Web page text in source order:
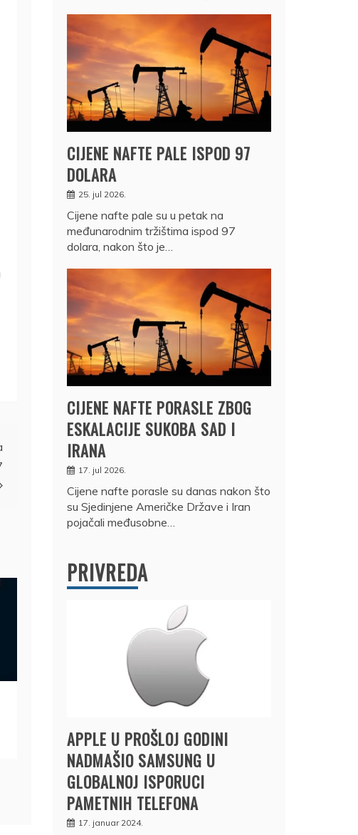
CIJENE NAFTE PALE ISPOD 97
DOLARA
25. jul 2026.
Cijene nafte pale su u petak na
međunarodnim tržištima ispod 97
dolara, nakon što je…
CIJENE NAFTE PORASLE ZBOG
ESKALACIJE SUKOBA SAD I
IRANA
17. jul 2026.
Cijene nafte porasle su danas nakon što
su Sjedinjene Američke Države i Iran
pojačali međusobne…
PRIVREDA
APPLE U PROŠLOJ GODINI
NADMAŠIO SAMSUNG U
GLOBALNOJ ISPORUCI
PAMETNIH TELEFONA
17. januar 2024.